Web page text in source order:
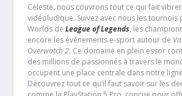
Celeste, nous couvrons tout ce qui fait vibrer
vidéoludique. Suivez avec nous les tournois
Worlds de League of Legends, les
encore les événements e-sport autour de
Overwatch 2. Ce domaine en plein essor
des millions de passionnés à travers le
occupent une place centrale dans notre
Découvrez tout ce qu’il faut savoir sur les